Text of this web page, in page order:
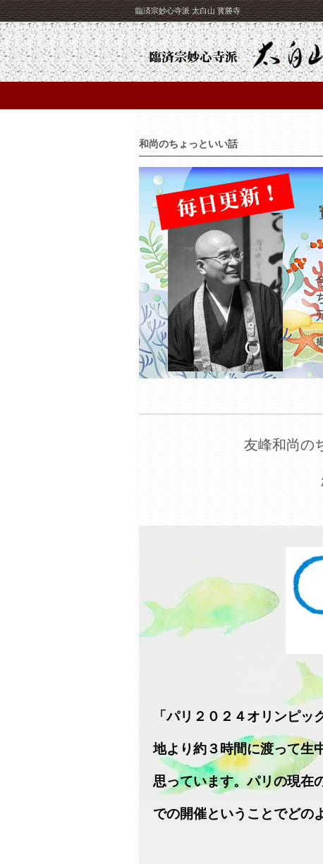
臨済宗妙心寺派 太白山 寳勝寺
和尚のちょっといい話
友峰和尚の
「パリ２０２４オリンピ
地より約３時間に渡って生
思っています。パリの現在
での開催ということでどの